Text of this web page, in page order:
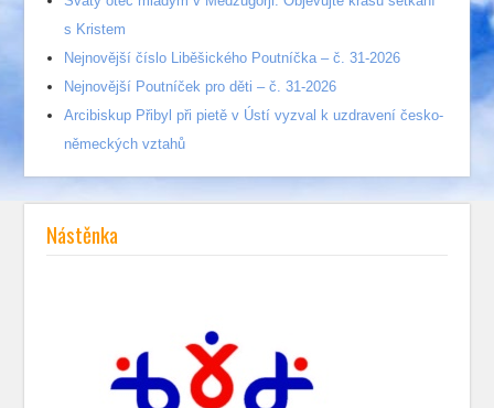
s Kristem
Nejnovější číslo Liběšického Poutníčka – č. 31-2026
Nejnovější Poutníček pro děti – č. 31-2026
Arcibiskup Přibyl při pietě v Ústí vyzval k uzdravení česko-
německých vztahů
Nástěnka